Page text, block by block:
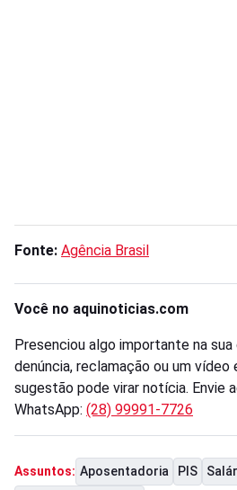
Fonte: Agência Brasil
Você no aquinoticias.com
Presenciou algo importante na sua
denúncia, reclamação ou um vídeo
sugestão pode virar notícia. Envie
WhatsApp: (28) 99991-7726
Assuntos: Aposentadoria PIS